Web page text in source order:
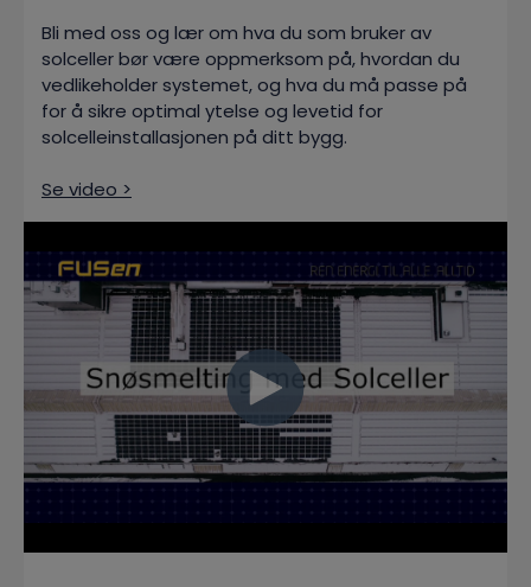
Bli med oss og lær om hva du som bruker av
solceller bør være oppmerksom på, hvordan du
vedlikeholder systemet, og hva du må passe på
for å sikre optimal ytelse og levetid for
solcelleinstallasjonen på ditt bygg.
Se video >